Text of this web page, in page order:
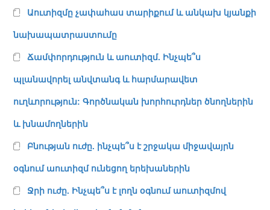
Աուտիզմը չափահաս տարիքում և անկախ կյանքի
նախապատրաստումը
Ճամփորդություն և աուտիզմ. Ինչպե՞ս
պլանավորել անվտանգ և հարմարավետ
ուղևորություն: Գործնական խորհուրդներ ծնողներին
և խնամողներին
Բնության ուժը. ինչպե՞ս է շրջակա միջավայրն
օգնում աուտիզմ ունեցող երեխաներին
Ջրի ուժը. Ինչպե՞ս է լողն օգնում աուտիզմով